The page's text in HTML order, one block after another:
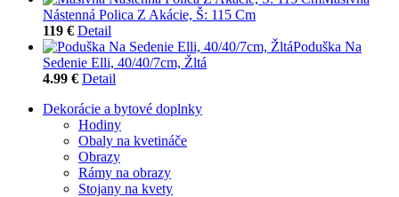
Nástenná Polica Z Akácie, Š: 115 Cm
119 € Detail
Poduška Na
Sedenie Elli, 40/40/7cm, Žltá
4.99 € Detail
Dekorácie a bytové doplnky
Hodiny
Obaly na kvetináče
Obrazy
Rámy na obrazy
Stojany na kvety